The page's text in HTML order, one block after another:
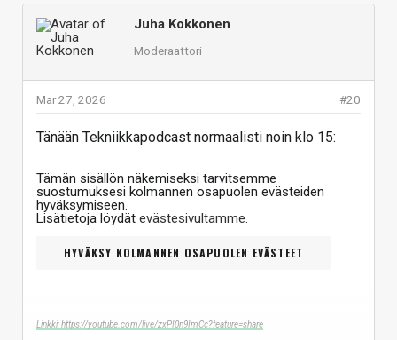
Juha Kokkonen
Moderaattori
#20
Mar 27, 2026
Tänään Tekniikkapodcast normaalisti noin klo 15:
Tämän sisällön näkemiseksi tarvitsemme
suostumuksesi kolmannen osapuolen evästeiden
hyväksymiseen.
Lisätietoja löydät evästesivultamme
HYVÄKSY KOLMANNEN OSAPUOLEN EVÄSTEET
Linkki: https://youtube.com/live/zxPI0n9ImCc?feature=share